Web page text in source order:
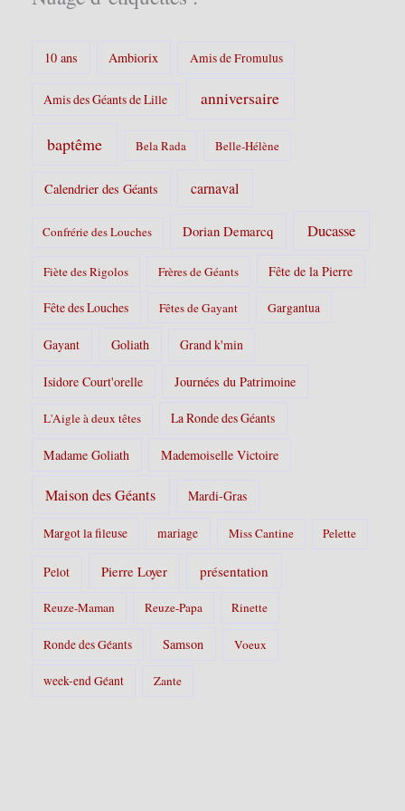
10 ans Ambiorix Amis de Fromulus
Amis des Géants de Lille anniversaire
baptême Bela Rada Belle-Hélène
Calendrier des Géants carnaval
Confrérie des Louches Dorian Demarcq Ducasse
Fiète des Rigolos Frères de Géants Fête de la Pierre
Fête des Louches Fêtes de Gayant Gargantua
Gayant Goliath Grand k'min
Isidore Court'orelle Journées du Patrimoine
L'Aigle à deux têtes La Ronde des Géants
Madame Goliath Mademoiselle Victoire
Maison des Géants Mardi-Gras
Margot la fileuse mariage Miss Cantine Pelette
Pelot Pierre Loyer présentation
Reuze-Maman Reuze-Papa Rinette
Ronde des Géants Samson Voeux
week-end Géant Zante